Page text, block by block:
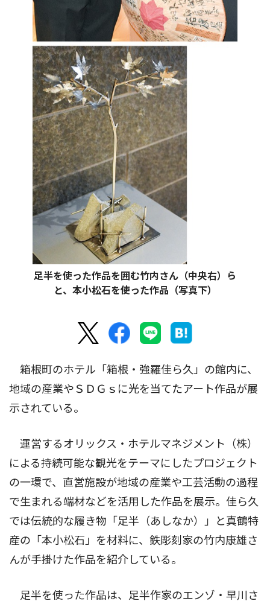
足半を使った作品を囲む竹内さん（中央右）ら
と、本小松石を使った作品（写真下）
箱根町のホテル「箱根・強羅佳ら久」の館内に、
地域の産業やＳＤＧｓに光を当てたアート作品が展
示されている。
運営するオリックス・ホテルマネジメント（株）
による持続可能な観光をテーマにしたプロジェクト
の一環で、直営施設が地域の産業や工芸活動の過程
で生まれる端材などを活用した作品を展示。佳ら久
では伝統的な履き物「足半（あしなか）」と真鶴特
産の「本小松石」を材料に、鉄彫刻家の竹内康雄さ
んが手掛けた作品を紹介している。
足半を使った作品は、足半作家のエンゾ・早川さ